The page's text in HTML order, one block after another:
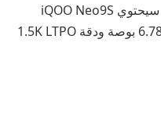
يوليو في الصين. التصميم والعرض: سيحتوي iQOO Neo9S
Pro+ على شاشة مسطحة مقاس 6.78 بوصة ودقة 1.5K LTPO